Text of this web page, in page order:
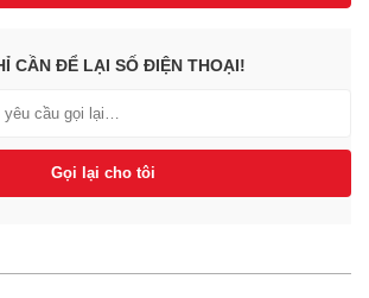
CẦN ĐỂ LẠI SỐ ĐIỆN THOẠI!
Gọi lại cho tôi